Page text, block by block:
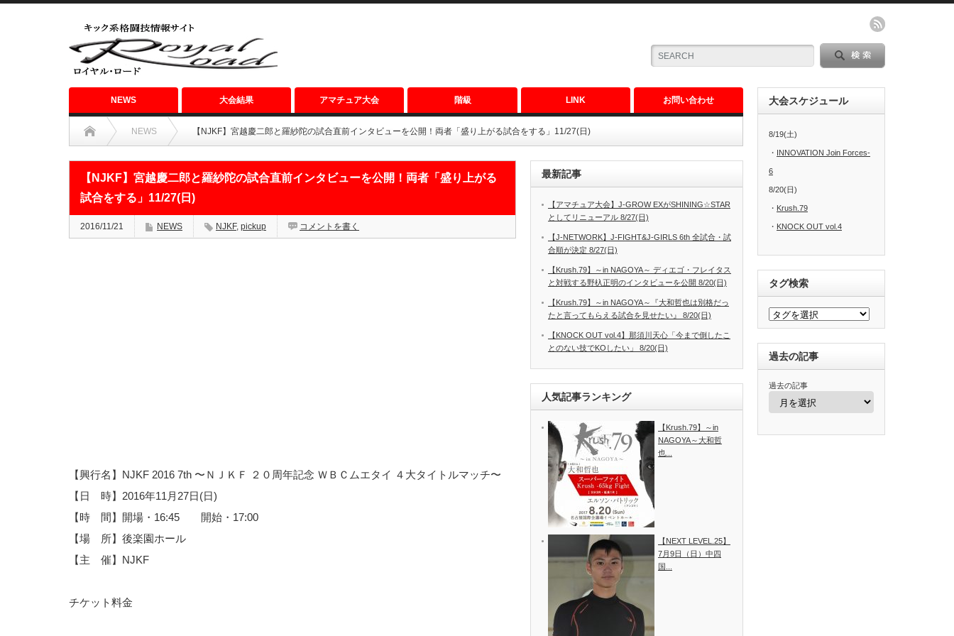
NEWS 大会結果 アマチュア大会 階級 LINK お問い合わせ
NEWS 【NJKF】宮越慶二郎と羅紗陀の試合直前インタビューを公開！両者「盛り上がる試合をする」11/27(日)
【NJKF】宮越慶二郎と羅紗陀の試合直前インタビューを公開！両者「盛り上がる
試合をする」11/27(日)
2016/11/21 NEWS NJKF, pickup コメントを書く
【興行名】NJKF 2016 7th 〜ＮＪＫＦ ２０周年記念 ＷＢＣムエタイ ４大タイトルマッチ〜
【日 時】2016年11月27日(日)
【時 間】開場・16:45 開始・17:00
【場 所】後楽園ホール
【主 催】NJKF
チケット料金
最新記事
【アマチュア大会】J-GROW EXがSHINING☆STAR
としてリニューアル 8/27(日)
【J-NETWORK】J-FIGHT&J-GIRLS 6th 全試合・試
合順が決定 8/27(日)
【Krush.79】～in NAGOYA～ ディエゴ・フレイタス
と対戦する野杁正明のインタビューを公開 8/20(日)
【Krush.79】～in NAGOYA～『大和哲也は別格だっ
たと言ってもらえる試合を見せたい』 8/20(日)
【KNOCK OUT vol.4】那須川天心「今まで倒したこ
とのない技でKOしたい」 8/20(日)
人気記事ランキング
【Krush.79】～in
NAGOYA～大和哲
也...
【NEXT LEVEL.25】
7月9日（日）中四
国...
大会スケジュール
8/19(土)
・ INNOVATION Join Forces-
6
8/20(日)
・ Krush.79
・ KNOCK OUT vol.4
タグ検索
過去の記事
過去の記事